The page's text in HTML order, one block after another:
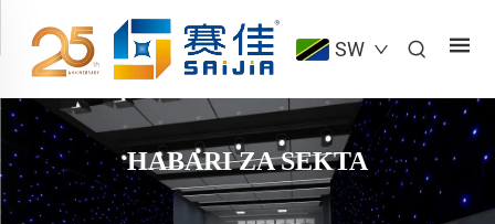
SW
HABARI ZA SEKTA